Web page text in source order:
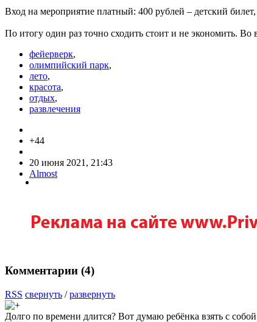
Вход на мероприятие платный: 400 рублей – детский
По итогу один раз точно сходить стоит и не экономить. Во
фейерверк,
олимпийский парк,
лето,
красота,
отдых,
развлечения
+44
20 июня 2021, 21:43
Almost
Комментарии (4)
RSS свернуть /развернуть
Долго по времени длится? Вот думаю ребёнка взять с